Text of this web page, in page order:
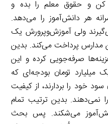
کن و حقوق معلم را بده و
هر دانش‌آموز را می‌دهد.
ولی آموزش‌وپرورش یک
مدارس پرداخت می‌کند. بدین
۷۵% در هزینه‌ها صرفه‌جویی کرده و این
میلیارد تومان بودجه‌ای که
تومان سود خود را بردارند، از کیفیت
نمی‌دهند. بدین ترتیب تمام
می‌شکند. پس بحث